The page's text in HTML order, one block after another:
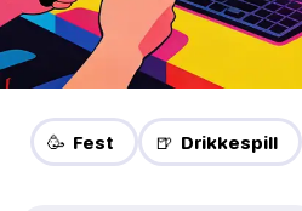
🥳 Fest 🍺 Drikkespill